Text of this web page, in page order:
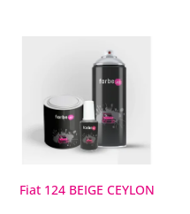
Fiat 124 BEIGE CEYLON